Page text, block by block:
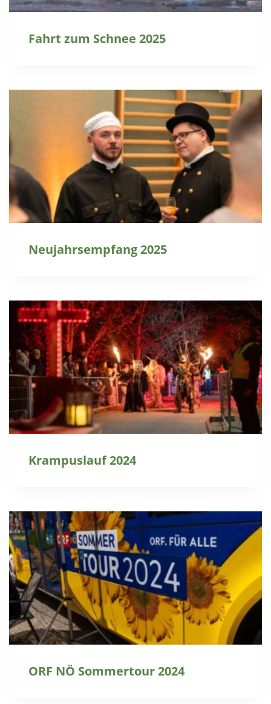
Fahrt zum Schnee 2025
Neujahrsempfang 2025
Krampuslauf 2024
ORF NÖ Sommertour 2024